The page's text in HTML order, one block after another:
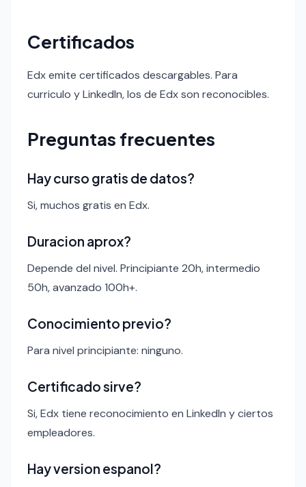
Certificados
Edx emite certificados descargables. Para
curriculo y LinkedIn, los de Edx son reconocibles.
Preguntas frecuentes
Hay curso gratis de datos?
Si, muchos gratis en Edx.
Duracion aprox?
Depende del nivel. Principiante 20h, intermedio
50h, avanzado 100h+.
Conocimiento previo?
Para nivel principiante: ninguno.
Certificado sirve?
Si, Edx tiene reconocimiento en LinkedIn y ciertos
empleadores.
Hay version espanol?